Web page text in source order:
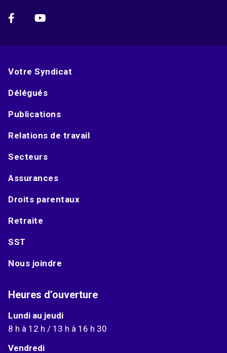
Votre Syndicat
Délégués
Publications
Relations de travail
Secteurs
Assurances
Droits parentaux
Retraite
SST
Nous joindre
Heures d’ouverture
Lundi au jeudi
8 h à 12 h / 13 h à 16 h 30
Vendredi